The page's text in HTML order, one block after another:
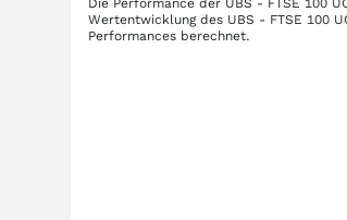
Die Performance der UBS - FTSE 100
Wertentwicklung des UBS - FTSE 100
Performances berechnet.